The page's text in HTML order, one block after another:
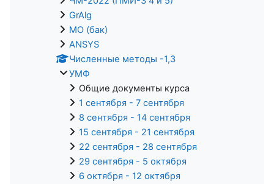
GrAlg
МО (бак)
ANSYS
Численные методы -1,3
УМФ
Общие документы курса
1 сентября - 7 сентября
8 сентября - 14 сентября
15 сентября - 21 сентября
22 сентября - 28 сентября
29 сентября - 5 октября
6 октября - 12 октября